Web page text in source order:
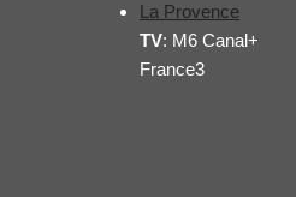
La Provence
TV: M6 Canal+
France3